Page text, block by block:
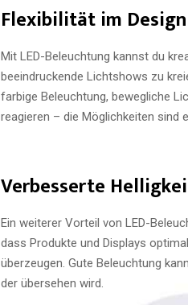
Flexibilität im Design
Mit LED-Beleuchtung kannst du
beeindruckende Lichtshows zu
farbige Beleuchtung, bewegliche
reagieren – die Möglichkeiten sind
Verbesserte
Ein weiterer Vorteil von LED-
dass Produkte und Displays
überzeugen. Gute Beleuchtung
der übersehen wird.